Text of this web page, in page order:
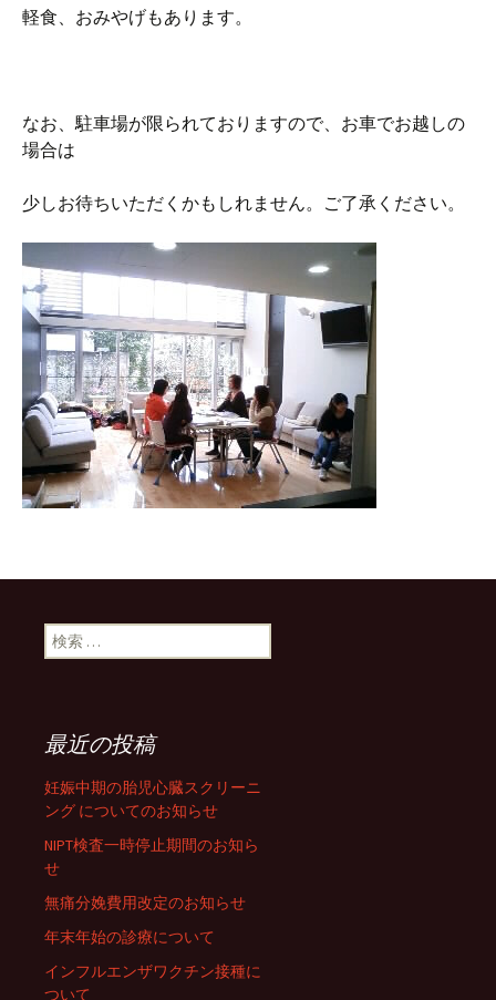
軽食、おみやげもあります。
なお、駐車場が限られておりますので、お車でお越しの
場合は
少しお待ちいただくかもしれません。ご了承ください。
検索:
最近の投稿
妊娠中期の胎児心臓スクリーニ
ング についてのお知らせ
NIPT検査一時停止期間のお知ら
せ
無痛分娩費用改定のお知らせ
年末年始の診療について
インフルエンザワクチン接種に
ついて